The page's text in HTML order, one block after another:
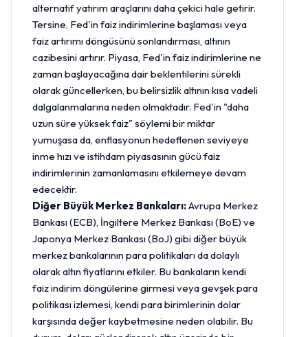
alternatif yatırım araçlarını daha çekici hale getirir.
Tersine, Fed'in faiz indirimlerine başlaması veya
faiz artırımı döngüsünü sonlandırması, altının
cazibesini artırır. Piyasa, Fed'in faiz indirimlerine ne
zaman başlayacağına dair beklentilerini sürekli
olarak güncellerken, bu belirsizlik altının kısa vadeli
dalgalanmalarına neden olmaktadır. Fed'in "daha
uzun süre yüksek faiz" söylemi bir miktar
yumuşasa da, enflasyonun hedeflenen seviyeye
inme hızı ve istihdam piyasasının gücü faiz
indirimlerinin zamanlamasını etkilemeye devam
edecektir.
Diğer Büyük Merkez Bankaları:Avrupa Merkez
Bankası (ECB), İngiltere Merkez Bankası (BoE) ve
Japonya Merkez Bankası (BoJ) gibi diğer büyük
merkez bankalarının para politikaları da dolaylı
olarak altın fiyatlarını etkiler. Bu bankaların kendi
faiz indirim döngülerine girmesi veya gevşek para
politikası izlemesi, kendi para birimlerinin dolar
karşısında değer kaybetmesine neden olabilir. Bu